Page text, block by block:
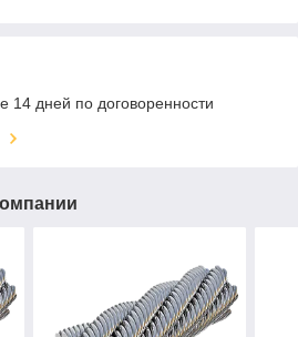
14 дней по договоренности